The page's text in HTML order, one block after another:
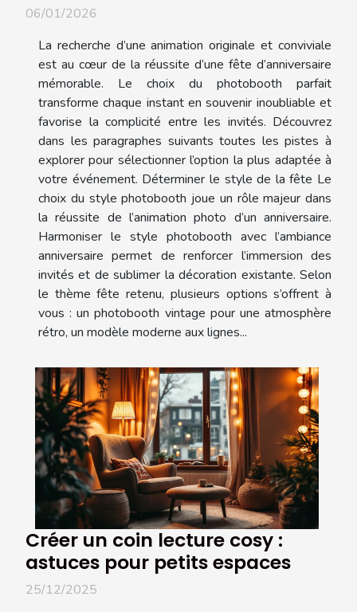
06/01/2026
La recherche d’une animation originale et conviviale
est au cœur de la réussite d’une fête d’anniversaire
mémorable. Le choix du photobooth parfait
transforme chaque instant en souvenir inoubliable et
favorise la complicité entre les invités. Découvrez
dans les paragraphes suivants toutes les pistes à
explorer pour sélectionner l’option la plus adaptée à
votre événement. Déterminer le style de la fête Le
choix du style photobooth joue un rôle majeur dans
la réussite de l’animation photo d’un anniversaire.
Harmoniser le style photobooth avec l’ambiance
anniversaire permet de renforcer l’immersion des
invités et de sublimer la décoration existante. Selon
le thème fête retenu, plusieurs options s’offrent à
vous : un photobooth vintage pour une atmosphère
rétro, un modèle moderne aux lignes...
Créer un coin lecture cosy :
astuces pour petits espaces
25/12/2025